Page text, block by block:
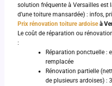
solution fréquente à Versailles est
d’une toiture mansardée) : infos,
Prix rénovation toiture ardoiseà
Le coût de réparation ou
:
Réparation ponctuelle :
remplacée
Rénovation partielle
de plusieurs ardoises) :